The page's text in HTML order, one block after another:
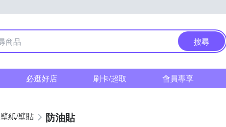
搜尋
必逛好店 刷卡/超取 會員專享
壁紙/壁貼 防油貼